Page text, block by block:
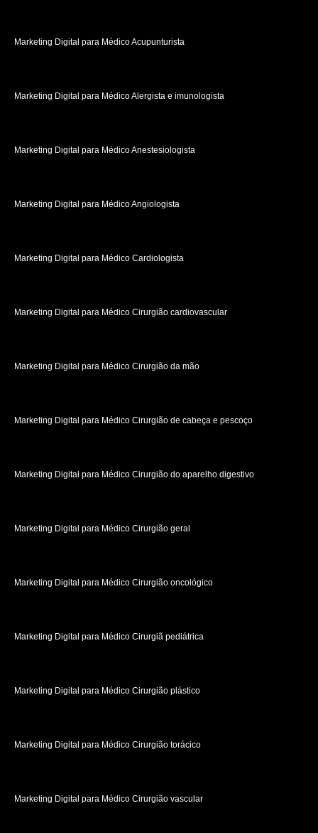
Marketing Digital para Médico Acupunturista
Marketing Digital para Médico Alergista e imunologista
Marketing Digital para Médico Anestesiologista
Marketing Digital para Médico Angiologista
Marketing Digital para Médico Cardiologista
Marketing Digital para Médico Cirurgião cardiovascular
Marketing Digital para Médico Cirurgião da mão
Marketing Digital para Médico Cirurgião de cabeça e pescoço
Marketing Digital para Médico Cirurgião do aparelho digestivo
Marketing Digital para Médico Cirurgião geral
Marketing Digital para Médico Cirurgião oncológico
Marketing Digital para Médico Cirurgiã pediátrica
Marketing Digital para Médico Cirurgião plástico
Marketing Digital para Médico Cirurgião torácico
Marketing Digital para Médico Cirurgião vascular